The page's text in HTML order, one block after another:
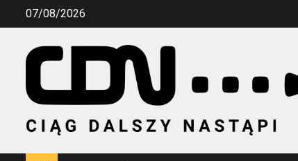
Przejdź07/08/2026